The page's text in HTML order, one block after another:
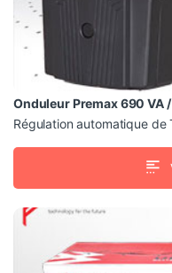
Onduleur Premax 690 VA
Régulation automatique de